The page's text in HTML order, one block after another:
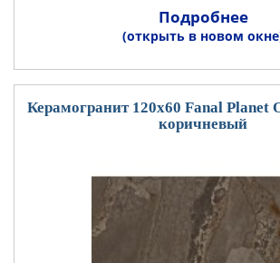
Подробнее
(открыть в новом
Керамогранит 120x60 Fanal Planet
коричневый